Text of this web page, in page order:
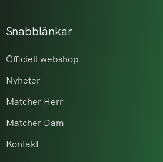
Snabblänkar
Officiell webshop
Nyheter
Matcher Herr
Matcher Dam
Kontakt